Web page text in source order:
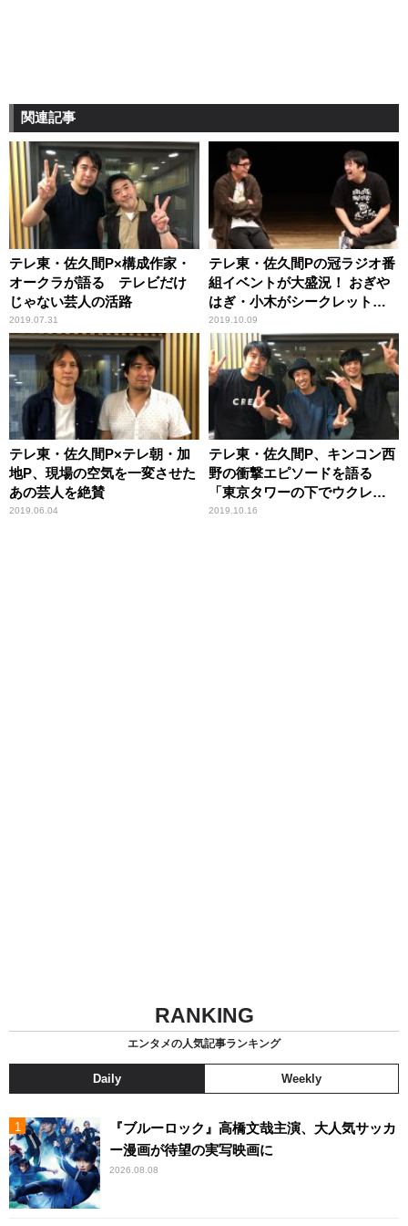
関連記事
テレ東・佐久間P×構成作家・
オークラが語る テレビだけ
じゃない芸人の活路
2019.07.31
テレ東・佐久間Pの冠ラジオ番
組イベントが大盛況！ おぎや
はぎ・小木がシークレットゲ
ストで登場
2019.10.09
テレ東・佐久間P×テレ朝・加
地P、現場の空気を一変させた
あの芸人を絶賛
2019.06.04
テレ東・佐久間P、キンコン西
野の衝撃エピソードを語る
「東京タワーの下でウクレ
レ」
2019.10.16
RANKING
エンタメの人気記事ランキング
Daily Weekly
『ブルーロック』高橋文哉主演、大人気サッカ
ー漫画が待望の実写映画に
2026.08.08